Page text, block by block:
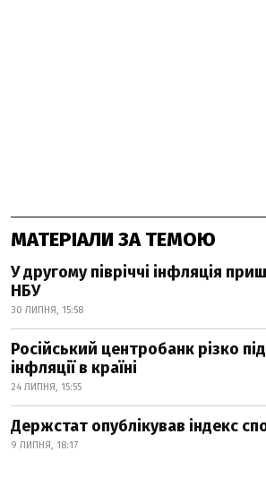
МАТЕРІАЛИ ЗА ТЕМОЮ
У другому півріччі інфляція
НБУ
30 ЛИПНЯ, 15:58
Російський центробанк різко
інфляції в країні
24 ЛИПНЯ, 15:55
Держстат опублікував індекс
9 ЛИПНЯ, 18:17